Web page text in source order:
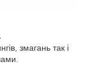
змагань так і